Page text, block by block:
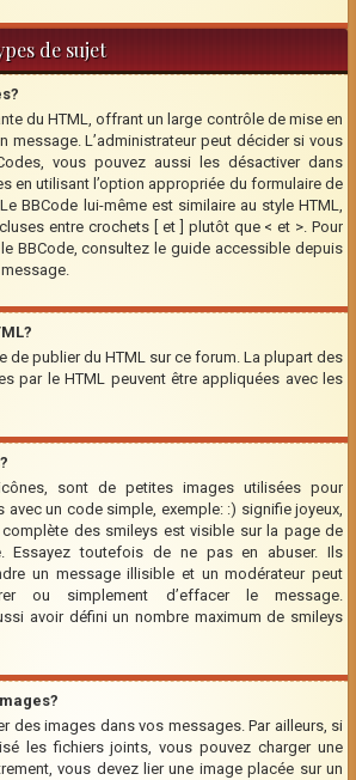
de sujet
du HTML, offrant un large contrôle de mise en
message. L’administrateur peut décider si vous
vous pouvez aussi les désactiver dans
en utilisant l’option appropriée du formulaire de
BBCode lui-même est similaire au style HTML,
entre crochets [ et ] plutôt que < et >. Pour
BBCode, consultez le guide accessible depuis
de publier du HTML sur ce forum. La plupart des
par le HTML peuvent être appliquées avec les
sont de petites images utilisées pour
avec un code simple, exemple: :) signifie joyeux,
des smileys est visible sur la page de
Essayez toutefois de ne pas en abuser. Ils
un message illisible et un modérateur peut
ou simplement d’effacer le message.
avoir défini un nombre maximum de smileys
des images dans vos messages. Par ailleurs, si
les fichiers joints, vous pouvez charger une
vous devez lier une image placée sur un